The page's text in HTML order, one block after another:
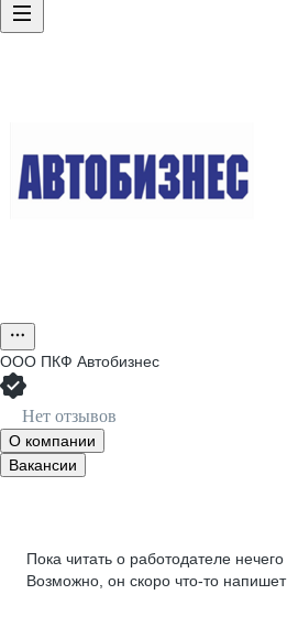
ООО ПКФ Автобизнес
Нет отзывов
О компании
Вакансии
Пока читать о работодателе нечего
Возможно, он скоро что‑то напишет